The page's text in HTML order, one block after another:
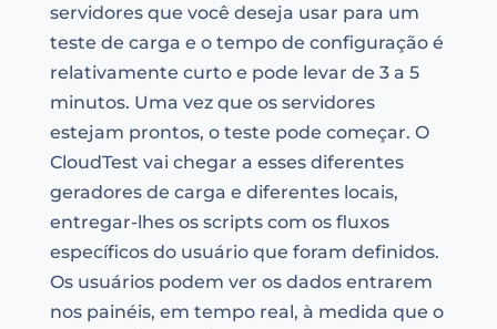
servidores que você deseja usar para um
teste de carga e o tempo de configuração é
relativamente curto e pode levar de 3 a 5
minutos. Uma vez que os servidores
estejam prontos, o teste pode começar. O
CloudTest vai chegar a esses diferentes
geradores de carga e diferentes locais,
entregar-lhes os scripts com os fluxos
específicos do usuário que foram definidos.
Os usuários podem ver os dados entrarem
nos painéis, em tempo real, à medida que o